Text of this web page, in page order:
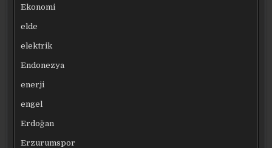
Ekonomi
elde
elektrik
Endonezya
enerji
engel
Erdoğan
Erzurumspor